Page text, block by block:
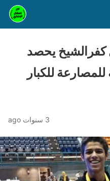
كفرالشيخ يحصد
للكبار
3 سنوات ago